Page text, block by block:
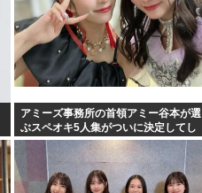
アミーズ事務所の首領アミー谷本が選
ぶスペオキ5人集がついに決定してし
まう